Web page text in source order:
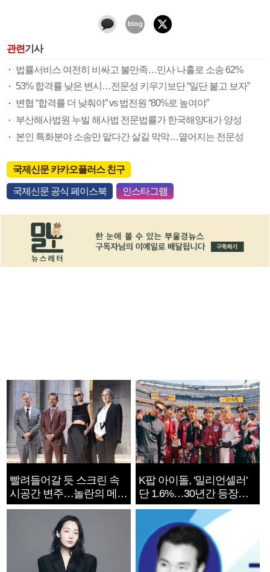
관련기사
법률서비스 여전히 비싸고 불만족…민사 나홀로 소송 62%
53% 합격률 낮은 변시…전문성 키우기보단 “일단 붙고 보자”
변협 “합격률 더 낮춰야” vs 법전원 “80%로 높여야”
부산해사법원 누빌 해사법 전문법률가 한국해양대가 양성
본인 특화분야 소송만 맡다간 살길 막막…옅어지는 전문성
국제신문 카카오플러스 친구
국제신문 공식 페이스북 인스타그램
빨려들어갈 듯 스크린 속
시공간 변주…놀란의 메시
지는 ‘전쟁 속죄’
K팝 아이돌, '밀리언셀러'
단 1.6%…30년간 등장
1182개팀 전수조사